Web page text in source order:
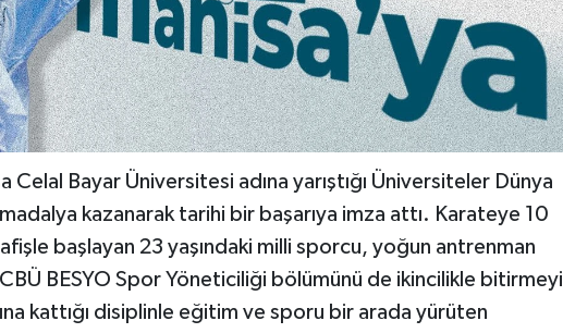
Celal Bayar Üniversitesi adına yarıştığı Üniversiteler Dünya
madalya kazanarak tarihi bir başarıya imza attı. Karateye 10
başlayan 23 yaşındaki milli sporcu, yoğun antrenman
BESYO Spor Yöneticiliği bölümünü de ikincilikle bitirmeyi
kattığı disiplinle eğitim ve sporu bir arada yürüten